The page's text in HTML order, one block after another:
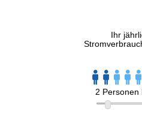
Ihr
2 Personen